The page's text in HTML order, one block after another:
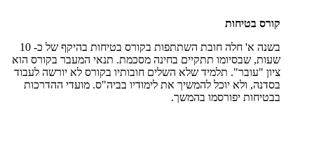
קורס בטיחות
בשנה א' חלה חובת השתתפות בקורס בטיחות בהיקף של כ- 10
שעות, שבסיומו תתקיים בחינה מסכמת. תנאי המעבר בקורס הוא
ציון "עובר". תלמיד שלא השלים חובותיו בקורס לא יורשה לעבוד
בסדנה, ולא יוכל להמשיך את לימודיו בביה"ס. מועדי ההדרכות
בבטיחות יפורסמו בהמשך.